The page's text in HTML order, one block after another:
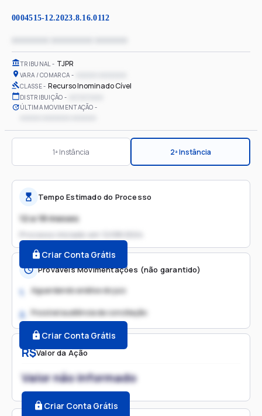
0004515-12.2023.8.16.0112
TRIBUNAL TJPR
VARA / COMARCA
CLASSE Recurso Inominado Cível
DISTRIBUIÇÃO
ÚLTIMA MOVIMENTAÇÃO
1ª Instância 2ª Instância
R$Valor da Ação
Valor não informado
Criar Conta Grátis
Tempo Estimado do Processo
12 a 18 meses
Processo iniciado em
Criar Conta Grátis
Prováveis Movimentações (não garantido)
1. Aguardando análise do juiz
2. Possível audiência de conciliação
Criar Conta Grátis